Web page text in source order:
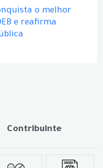
o melhor
e reafirma
Contribuinte